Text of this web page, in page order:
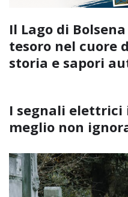
Il Lago di
tesoro nel cuore
storia e sapori
I segnali elettrici
meglio non